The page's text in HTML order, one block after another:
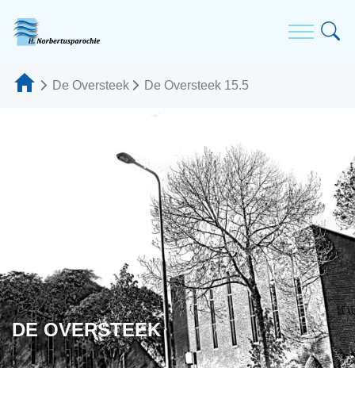
De Oversteek De Oversteek 15.5
DE OVERSTEEK